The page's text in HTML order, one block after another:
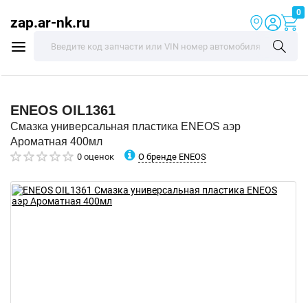
zap.ar-nk.ru
0
ENEOS OIL1361
Смазка универсальная пластика ENEOS аэр
Ароматная 400мл
0 оценок О бренде ENEOS